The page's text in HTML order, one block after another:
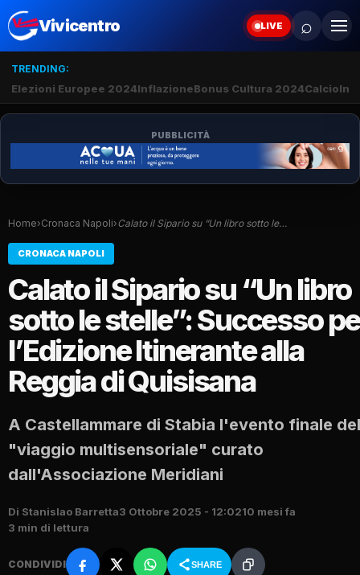
Vivicentro LIVE ⌕
TRENDING:
Elezioni Europee 2024InflazioneBonus Cultura 2024Calcio
PUBBLICITÀ
Home›Cronaca Napoli›Calato il Sipario su “Un libro sotto le…
CRONACA NAPOLI
Calato il Sipario su “Un libro
sotto le stelle”: Successo
l’Edizione Itinerante alla
Reggia di Quisisana
A Castellammare di Stabia l'evento finale del
"viaggio multisensoriale" curato
dall'Associazione Meridiani
Di Stanislao Barretta3 Ottobre 2025 - 12:0210 mesi fa
3 min di lettura
CONDIVIDI SHARE